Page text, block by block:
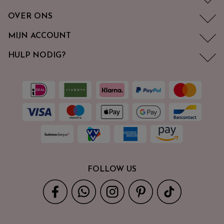
OVER ONS
MIJN ACCOUNT
HULP NODIG?
FOLLOW US